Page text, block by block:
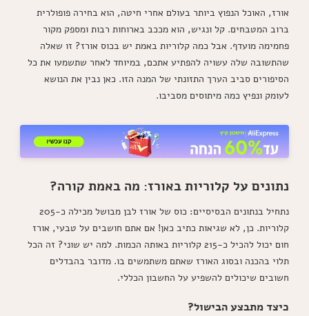
עכשיו!
אורז, האוכל הנפוץ ביותר בעולם אחרי חיטה, הוא בחירה פופולרית
ברוב המטבחים. קל ונגיש, הוא מככב בארוחות רבות ומספק מקור
פחמימה מועדף. אבל כמה קלוריות באמת יש בכוס אורז? זו שאלה
שהתשובה שלה עשויה להפתיע אתכם, במיוחד לאחר שתשמעו את כל
הסיפורים סביב הערך התזונתי של המנה הזו. כאן נבין את הנושא
לעומק ונפיץ כמה מיתוסים מסביבו.
נתונים על קלוריות באורז: מה באמת קורה?
נתחיל בנתונים הבסיסיים: כוס של אורז לבן מבושל מכילה כ-205
קלוריות. כן, לא שגיאות כתיב כאן! אם אתם חושבים על טבעי, אורז
חום יכול להכיל כ-215 קלוריות באותה הכמות. למה יש שוני? זה הכל
תלוי בהכנה ובסוג האורז שאתם משתמשים בו. מדובר בהבדלים
חשובים שיכולים להשפיע על החשבון הכללי.
כיצד מתבצע הבישול?